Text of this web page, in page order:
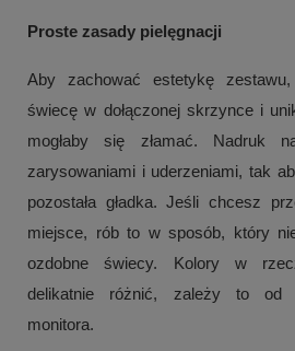
Proste zasady pielęgnacji
Aby zachować estetykę
świecę w dołączonej skrzynce i
mogłaby się złamać. Nadruk
zarysowaniami i uderzeniami, tak
pozostała gładka. Jeśli chcesz
miejsce, rób to w sposób, który
ozdobne świecy. Kolory w
delikatnie różnić, zależy to od
monitora.